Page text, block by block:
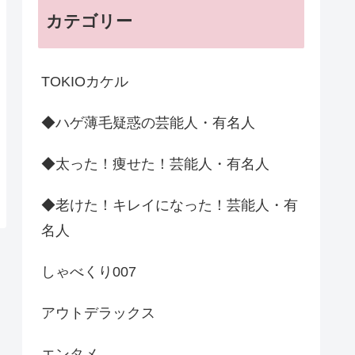
カテゴリー
TOKIOカケル
◆ハゲ薄毛疑惑の芸能人・有名人
◆太った！痩せた！芸能人・有名人
◆老けた！キレイになった！芸能人・有
名人
しゃべくり007
アウトデラックス